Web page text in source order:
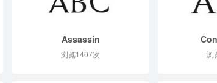
Assassin
浏览1407次 浏